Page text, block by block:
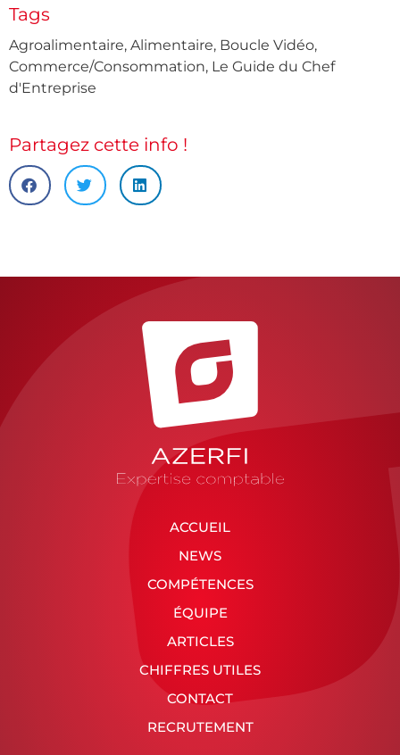
Tags
Agroalimentaire, Alimentaire, Boucle Vidéo,
Commerce/Consommation, Le Guide du Chef
d'Entreprise
Partagez cette info !
ACCUEIL
NEWS
COMPÉTENCES
ÉQUIPE
ARTICLES
CHIFFRES UTILES
CONTACT
RECRUTEMENT